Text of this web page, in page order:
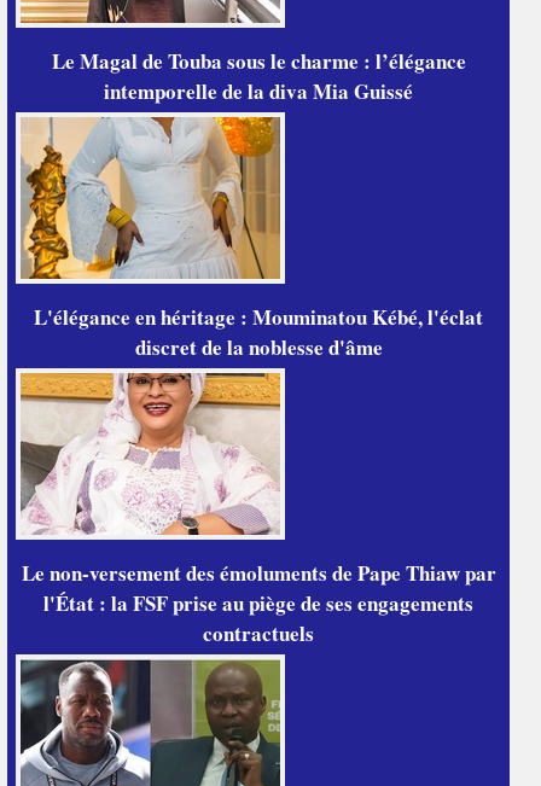
Le Magal de Touba sous le charme : l’élégance
intemporelle de la diva Mia Guissé
L'élégance en héritage : Mouminatou Kébé, l'éclat
discret de la noblesse d'âme
Le non-versement des émoluments de Pape Thiaw par
l'État : la FSF prise au piège de ses engagements
contractuels